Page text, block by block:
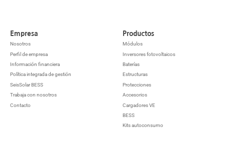
Empresa
Nosotros
Perfil de empresa
Información financiera
Política integrada de gestión
SeisSolar BESS
Trabaja con nosotros
Contacto
Productos
Módulos
Inversores fotovoltaicos
Baterías
Estructuras
Protecciones
Accesorios
Cargadores VE
BESS
Kits autoconsumo